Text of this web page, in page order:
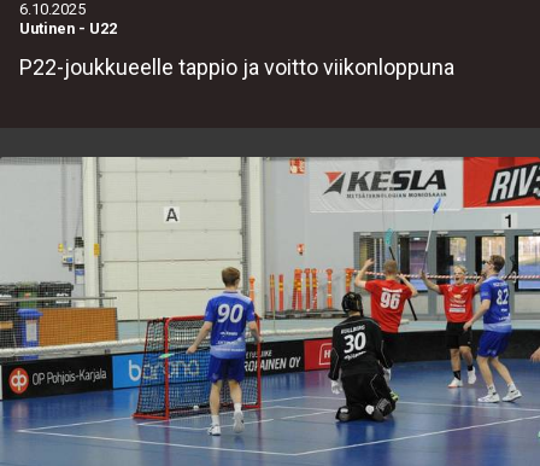
6.10.2025
Uutinen - U22
P22-joukkueelle tappio ja voitto viikonloppuna